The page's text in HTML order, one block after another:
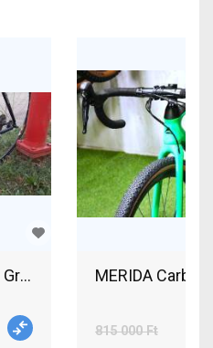
MERIDA Cyclocross Gravel / CX SRAM
MERIDA
815 000 Ft